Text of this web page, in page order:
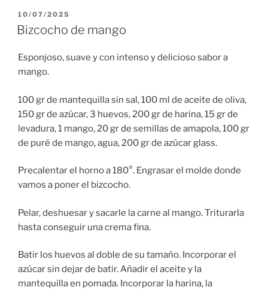
PUBLICADO
EL
10/07/2025
Bizcocho de mango
Esponjoso, suave y con intenso y delicioso sabor a
mango.
100 gr de mantequilla sin sal, 100 ml de aceite de oliva,
150 gr de azúcar, 3 huevos, 200 gr de harina, 15 gr de
levadura, 1 mango, 20 gr de semillas de amapola, 100 gr
de puré de mango, agua, 200 gr de azúcar glass.
Precalentar el horno a 180°. Engrasar el molde donde
vamos a poner el bizcocho.
Pelar, deshuesar y sacarle la carne al mango. Triturarla
hasta conseguir una crema fina.
Batir los huevos al doble de su tamaño. Incorporar el
azúcar sin dejar de batir. Añadir el aceite y la
mantequilla en pomada. Incorporar la harina, la